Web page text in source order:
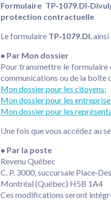
Formulaire TP‑1079.DI-
protection contractuelle
Le formulaire TP‑1079.DI,
• Par Mon dossier
Pour transmettre le formulaire
communications ou de la boîte
Mon dossier pour les citoyens;
Mon dossier pour les
Mon dossier pour les
Une fois que vous accédez au
• Par la poste
Revenu Québec
C. P. 3000, succursale
Montréal (Québec) H5B 1A4
Ces modifications seront